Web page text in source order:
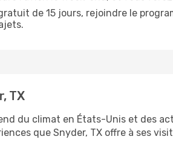
de 15 jours, rejoindre le
TX
du climat en États-Unis et des
que Snyder, TX offre à ses